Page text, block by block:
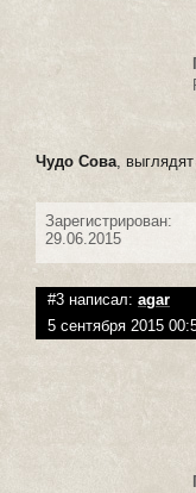
Чудо Сова,
Зарегистрирован:
29.06.2015
#3 написал: agar
5 сентября 2015